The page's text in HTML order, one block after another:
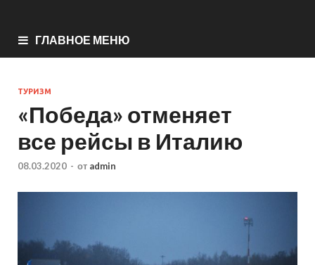
ГЛАВНОЕ МЕНЮ
ТУРИЗМ
«Победа» отменяет
все рейсы в Италию
08.03.2020 - от admin